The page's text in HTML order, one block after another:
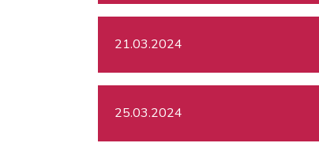
21.03.2024
25.03.2024